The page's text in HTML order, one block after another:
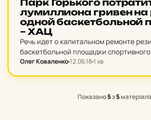
Парк Горь­ко­го
лу­мил­ли­о­на гривен на
одной бас­кет­боль­ной
– ХАЦ
Речь идет о капитальном ремонте
баскетбольной площадки
районе улицы Белая Акация.
Олег Коваленко12.06.181 хв
Показано5з5